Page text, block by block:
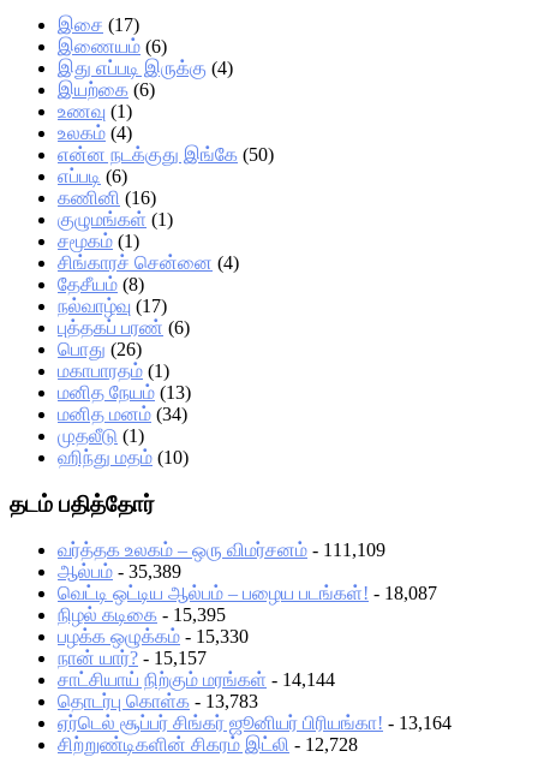
இசை (17)
இணையம் (6)
இது எப்படி இருக்கு (4)
இயற்கை (6)
உணவு (1)
உலகம் (4)
என்ன நடக்குது இங்கே (50)
எப்படி (6)
கணினி (16)
குழுமங்கள் (1)
சமூகம் (1)
சிங்காரச் சென்னை (4)
தேசீயம் (8)
நல்வாழ்வு (17)
புத்தகப் பரண் (6)
பொது (26)
மகாபாரதம் (1)
மனித நேயம் (13)
மனித மனம் (34)
முதலீடு (1)
ஹிந்து மதம் (10)
தடம் பதித்தோர்
வர்த்தக உலகம் – ஒரு விமர்சனம் - 111,109
ஆல்பம் - 35,389
வெட்டி ஒட்டிய ஆல்பம் – பழைய படங்கள்! - 18,087
நிழல் கடிகை - 15,395
பழக்க ஒழுக்கம் - 15,330
நான் யார்? - 15,157
சாட்சியாய் நிற்கும் மரங்கள் - 14,144
தொடர்பு கொள்க - 13,783
ஏர்டெல் சூப்பர் சிங்கர் ஜூனியர் பிரியங்கா! - 13,164
சிற்றுண்டிகளின் சிகரம் இட்லி - 12,728